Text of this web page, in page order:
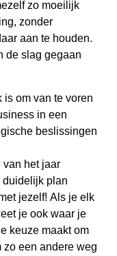
zo moeilijk
zonder
aan te houden.
de slag gegaan
is om van te voren
in een
beslissingen
van het jaar
duidelijk plan
jezelf! Als je elk
je ook waar je
keuze maakt om
zo een andere weg